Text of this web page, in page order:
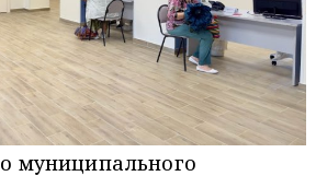
муниципального